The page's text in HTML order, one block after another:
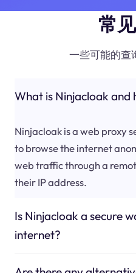
常
一些可能的查
What is Ninjacloak and
Ninjacloak is a web proxy
to browse the internet
web traffic through a
their IP address.
Is Ninjacloak a secure
internet?